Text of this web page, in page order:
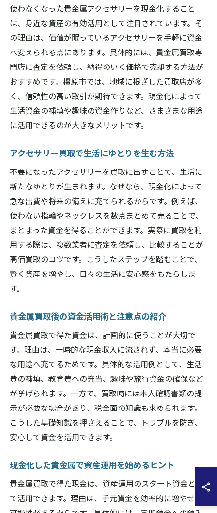
使わなくなった貴金属アクセサリーを現金化すること
は、身近な資産の有効活用として注目されています。そ
の理由は、価値が眠っているアクセサリーを手軽に資金
へ変えられる点にあります。具体的には、貴金属買取専
門店に査定を依頼し、納得のいく価格で売却する方法が
おすすめです。橿原市では、地域に根ざした買取店が多
く、信頼性の高い取引が期待できます。現金化によって
生活資金の補填や趣味の資金作りなど、さまざまな用途
に活用できるのが大きなメリットです。
アクセサリー買取で生活にゆとりを生む方法
不要になったアクセサリーを買取に出すことで、生活に
新たなゆとりが生まれます。なぜなら、現金化によって
急な出費や将来の備えに充てられるからです。例えば、
使わない指輪やネックレスを数点まとめて売ることで、
まとまった資金を得ることができます。実際に買取を利
用する際は、複数業者に査定を依頼し、比較することが
高価買取のコツです。こうしたステップを踏むことで、
賢く資産を増やし、日々の生活に安心感をもたらしま
す。
貴金属買取後の資金活用術と注意点の紹介
貴金属買取で得た資金は、計画的に使うことが大切で
す。理由は、一時的な現金収入に流されず、本当に必要
な用途へ充てるためです。具体的な活用例として、生活
費の補填、教育費への充当、趣味や旅行資金の確保など
が挙げられます。一方で、買取時には本人確認書類の提
示が必要な場合があり、税金面の知識も求められます。
こうした基礎知識を押さえることで、トラブルを防ぎ、
安心して資金を活用できます。
現金化した貴金属で資産運用を始めるヒント
貴金属買取で得た現金は、資産運用のスタート資金とし
て活用できます。理由は、手元資金を効率的に増やせる